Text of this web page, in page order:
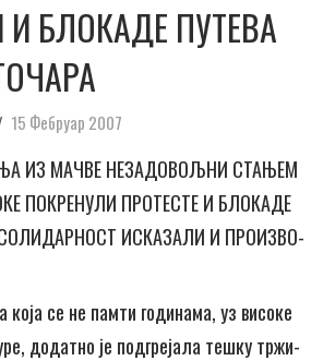
И БЛО­КА­ДЕ ПУ­ТЕ­ВА
15 Фебруар 2007
ИЗ МА­ЧВЕ НЕ­ЗА­ДО­ВОЉ­НИ СТА­ЊЕМ
ПО­КРЕ­НУ­ЛИ ПРО­ТЕ­СТЕ И БЛО­КА­ДЕ
СО­ЛИ­ДАР­НОСТ ИС­КА­ЗА­ЛИ И ПРО­ИЗ­ВО­
ко­ја се не пам­ти го­ди­на­ма, уз ви­со­ке
до­дат­но је под­гре­ја­ла те­шку тр­жи­